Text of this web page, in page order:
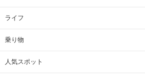
ライフ
乗り物
人気スポット